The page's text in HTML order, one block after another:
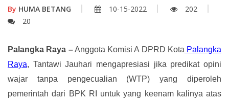
By HUMA BETANG 10-15-2022
202
20
Palangka Raya –Anggota Komisi A DPRD Kota Palangka
Raya, Tantawi Jauhari mengapresiasi jika predikat opini
wajar tanpa pengecualian (WTP) yang diperoleh
pemerintah dari BPK RI untuk yang keenam kalinya atas